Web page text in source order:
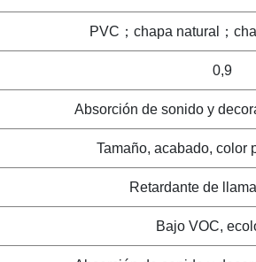
PVC；chapa natural；
0,9
Absorción de sonido y
Tamaño, acabado, color
Retardante de
Bajo VOC,